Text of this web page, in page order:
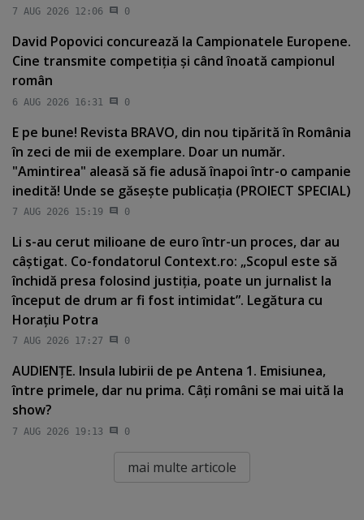
7 AUG 2026 12:06 0
David Popovici concurează la Campionatele Europene.
Cine transmite competiţia şi când înoată campionul
român
6 AUG 2026 16:31 0
E pe bune! Revista BRAVO, din nou tipărită în România
în zeci de mii de exemplare. Doar un număr.
"Amintirea" aleasă să fie adusă înapoi într-o campanie
inedită! Unde se găseşte publicaţia (PROIECT SPECIAL)
7 AUG 2026 15:19 0
Li s-au cerut milioane de euro într-un proces, dar au
câştigat. Co-fondatorul Context.ro: „Scopul este să
închidă presa folosind justiţia, poate un jurnalist la
început de drum ar fi fost intimidat”. Legătura cu
Horaţiu Potra
7 AUG 2026 17:27 0
AUDIENŢE. Insula Iubirii de pe Antena 1. Emisiunea,
între primele, dar nu prima. Câţi români se mai uită la
show?
7 AUG 2026 19:13 0
mai multe articole